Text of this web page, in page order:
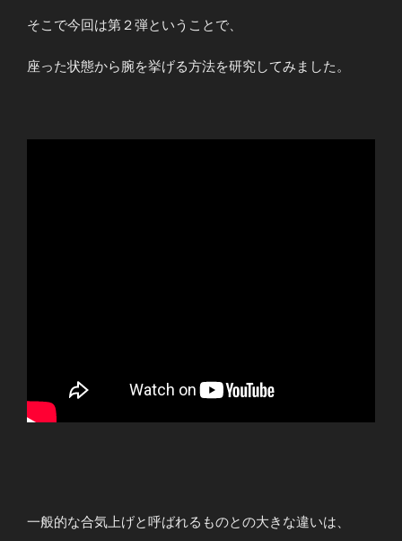
そこで今回は第２弾ということで、
座った状態から腕を挙げる方法を研究してみました。
一般的な合気上げと呼ばれるものとの大きな違いは、